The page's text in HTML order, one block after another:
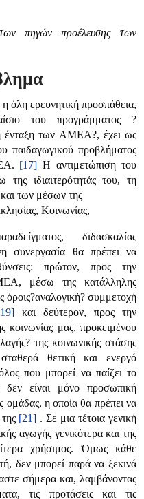
πηγών προέλευσης των
όλη ερευνητική προσπάθεια,
του προγράμματος ?
ένταξη των ΑΜΕΑ?, έχει ως
παιδαγωγικού προβλήματος
[17]Η αντιμετώπιση του
της ιδιαιτερότητάς του, τη
των μέσων της
Κοινωνίας,
διδασκαλίας
συνεργασία θα πρέπει να
πρώτον, προς την
μέσω της κατάλληλης
όροις?αναλογική? συμμετοχή
και δεύτερον, προς την
μας, προκειμένου
της κοινωνικής στάσης
θετική και ενεργό
που μπορεί να παίζει το
είναι μόνο προσωπική
ομάδας, η οποία θα πρέπει να
[21] . Σε μια τέτοια γενική
αγωγής γενικότερα και της
χρήσιμος. Όμως κάθε
δεν μπορεί παρά να ξεκινά
σήμερα και, λαμβάνοντας
τις προτάσεις και τις